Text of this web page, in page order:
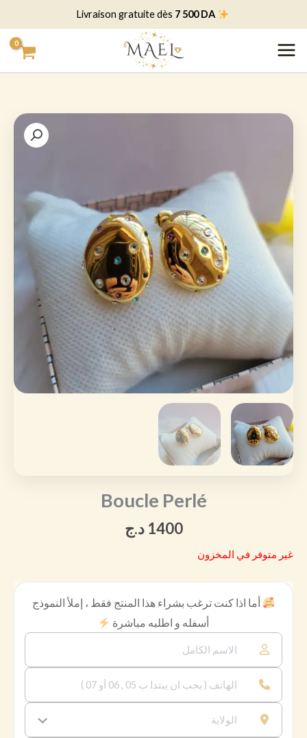
7 500 DA
إلى
المحتوى
Boucle Perlé
1400 د.ج
غير متوفر في المخزون
أما اذا كنت ترغب بشراء هذا المنتج فقط ، إملأ النموذج
أسفله و اطلبه مباشرة